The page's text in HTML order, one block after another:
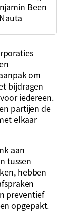
Been
om
bijdragen
iedereen.
partijen de
elkaar
aan
tussen
hebben
preventief
opgepakt.